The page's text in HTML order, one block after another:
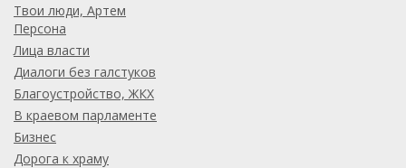
Твои люди, Артем
Персона
Лица власти
Диалоги без галстуков
Благоустройство, ЖКХ
В краевом парламенте
Бизнес
Дорога к храму